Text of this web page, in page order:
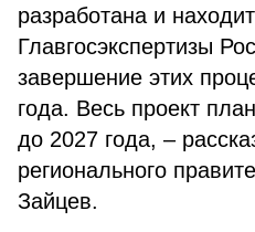
разработана и
Главгосэкспертизы
завершение этих
года. Весь проект
до 2027 года, –
регионального
Зайцев.